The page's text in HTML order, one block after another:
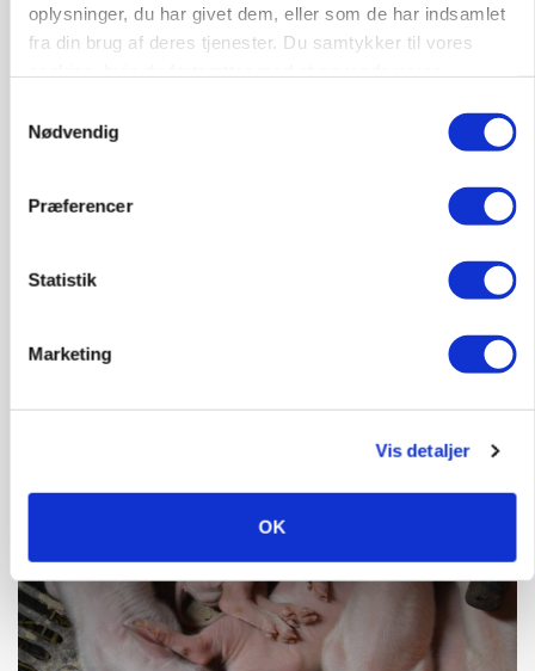
oplysninger, du har givet dem, eller som de har indsamlet
fra din brug af deres tjenester. Du samtykker til vores
Nødvendig
Præferencer
Statistik
Marketing
Vis detaljer
OK
KVÆG